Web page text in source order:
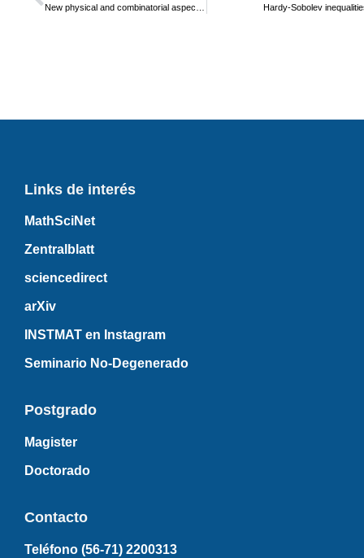
Hardy-Sobolev
Links de interés
MathSciNet
Zentralblatt
sciencedirect
arXiv
INSTMAT en Instagram
Seminario No-Degenerado
Postgrado
Magister
Doctorado
Contacto
Teléfono (56-71) 2200313